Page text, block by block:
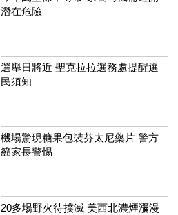
潛在危險
選舉日將近 聖克拉拉選務處提醒選
民須知
機場驚現糖果包裝芬太尼藥片 警方
籲家長警惕
20多場野火待撲滅 美西北濃煙瀰漫